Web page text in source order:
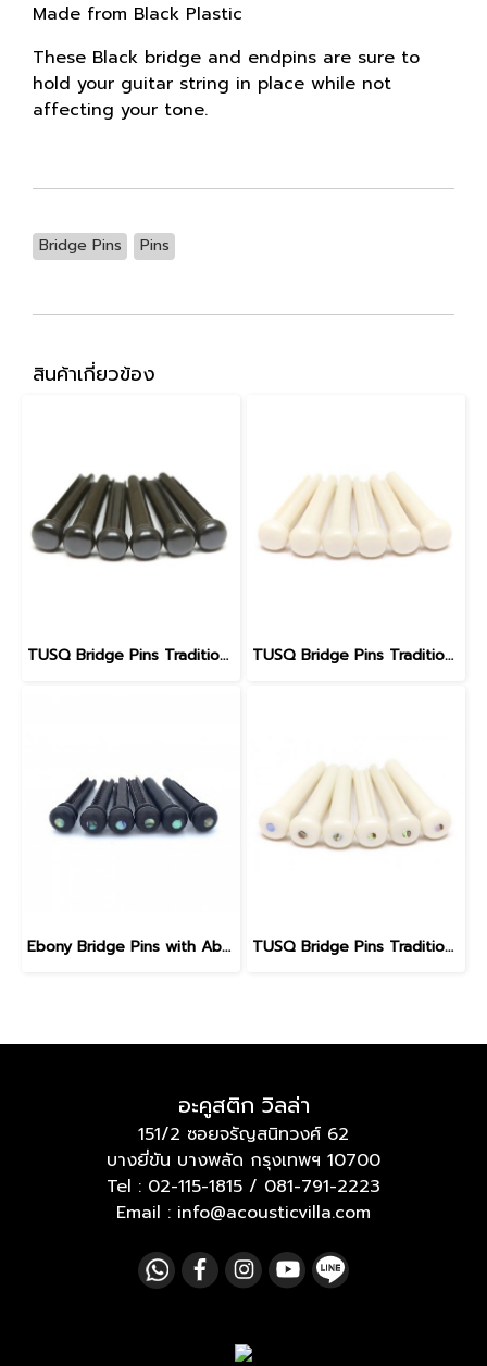
Made from Black Plastic
These Black bridge and endpins are sure to
hold your guitar string in place while not
affecting your tone.
Bridge Pins Pins
สินค้าเกี่ยวข้อง
TUSQ Bridge Pins Traditional Style PP-2100 Black / No Dot TUSQ Bridge Pins Traditional Style PP-1100 White / No Dot
Ebony Bridge Pins with Abalone dot, EB1, 5.3 mm TUSQ Bridge Pins Traditional Style PP-1182
อะคูสติก วิลล่า
151/2 ซอยจรัญสนิทวงศ์ 62
บางยี่ขัน บางพลัด กรุงเทพฯ 10700
Tel : 02-115-1815 / 081-791-2223
Email : info@acousticvilla.com